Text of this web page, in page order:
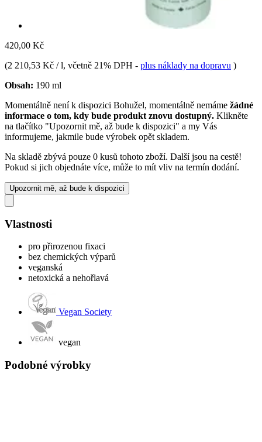
420,00 Kč
(2 210,53 Kč / l, včetně 21% DPH - plus náklady na dopravu )
Obsah: 190 ml
Momentálně není k dispozici Bohužel, momentálně nemáme žádné
informace o tom, kdy bude produkt znovu dostupný. Klikněte
na tlačítko "Upozornit mě, až bude k dispozici" a my Vás
informujeme, jakmile bude výrobek opět skladem.
Na skladě zbývá pouze 0 kusů tohoto zboží. Další jsou na cestě!
Pokud si jich objednáte více, může to mít vliv na termín dodání.
Upozornit mě, až bude k dispozici
Vlastnosti
pro přirozenou fixaci
bez chemických výparů
veganská
netoxická a nehořlavá
Vegan Society
vegan
Podobné výrobky